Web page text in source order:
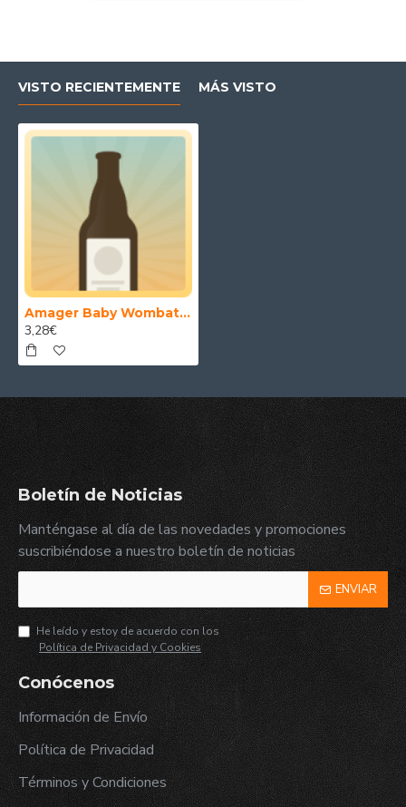
VISTO RECIENTEMENTE MÁS VISTO
Amager Baby Wombat from Hell 33 cl.
3,28€
Boletín de Noticias
Manténgase al día de las novedades y promociones
suscribiéndose a nuestro boletín de noticias
ENVIAR
He leído y estoy de acuerdo con los
Política de Privacidad y Cookies
Conócenos
Información de Envío
Política de Privacidad
Términos y Condiciones